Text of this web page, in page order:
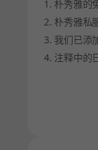
1. 朴秀雅的
2. 朴秀雅私
3. 我们已添
4. 注释中的